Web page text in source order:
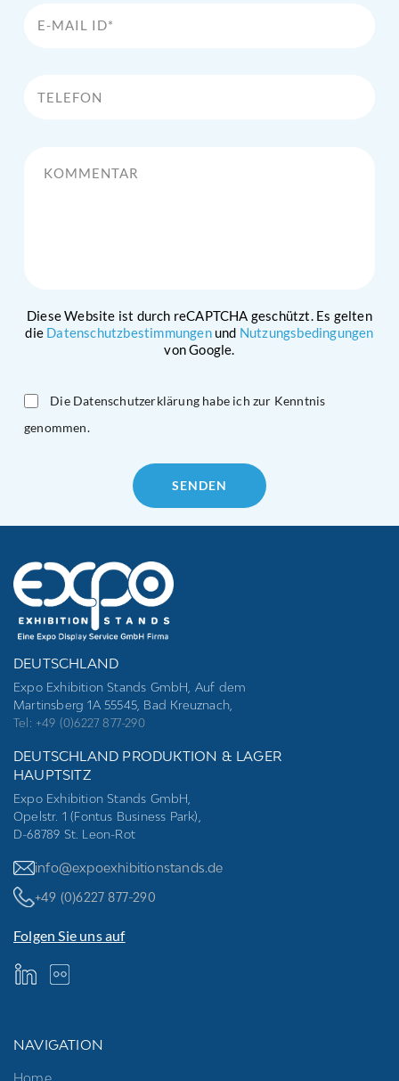
Diese Website ist durch reCAPTCHA geschützt. Es gelten
die Datenschutzbestimmungenund Nutzungsbedingungen
von Google.
Die Datenschutzerklärung habe ich zur Kenntnis
genommen.
empty.
DEUTSCHLAND
Expo Exhibition Stands GmbH, Auf dem
Martinsberg 1A 55545, Bad Kreuznach,
Tel: +49 (0)6227 877-290
DEUTSCHLAND PRODUKTION & LAGER
HAUPTSITZ
Expo Exhibition Stands GmbH,
Opelstr. 1 (Fontus Business Park),
D-68789 St. Leon-Rot
info@expoexhibitionstands.de
+49 (0)6227 877-290
Folgen Sie uns auf
NAVIGATION